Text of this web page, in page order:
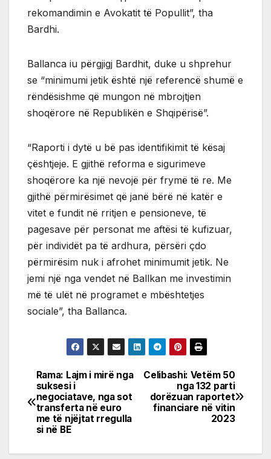
rekomandimin e Avokatit të Popullit”, tha
Bardhi.
Ballanca iu përgjigj Bardhit, duke u shprehur
se “minimumi jetik është një referencë shumë e
rëndësishme që mungon në mbrojtjen
shoqërore në Republikën e Shqipërisë”.
“Raporti i dytë u bë pas identifikimit të kësaj
çështjeje. E gjithë reforma e sigurimeve
shoqërore ka një nevojë për frymë të re. Me
gjithë përmirësimet që janë bërë në katër e
vitet e fundit në rritjen e pensioneve, të
pagesave për personat me aftësi të kufizuar,
për individët pa të ardhura, përsëri çdo
përmirësim nuk i afrohet minimumit jetik. Ne
jemi një nga vendet në Ballkan me investimin
më të ulët në programet e mbështetjes
sociale”, tha Ballanca.
Post
navigation
Celibashi: Vetëm 50
nga 132 parti
dorëzuan raportet
financiare në vitin
2023
Rama: Lajm i mirë nga
suksesi i
negociatave, nga sot
transferta në euro
me të njëjtat rregulla
si në BE